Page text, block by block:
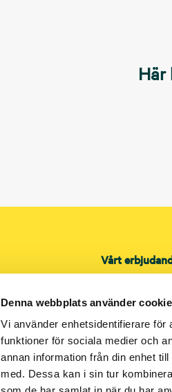
Denna webbplats använder
Vi använder enhetsidentifierare för
funktioner för sociala medier och
annan information från din enhet
med. Dessa kan i sin tur
Här
Vårt
Service
Shop
El
Värme och
Ventilation